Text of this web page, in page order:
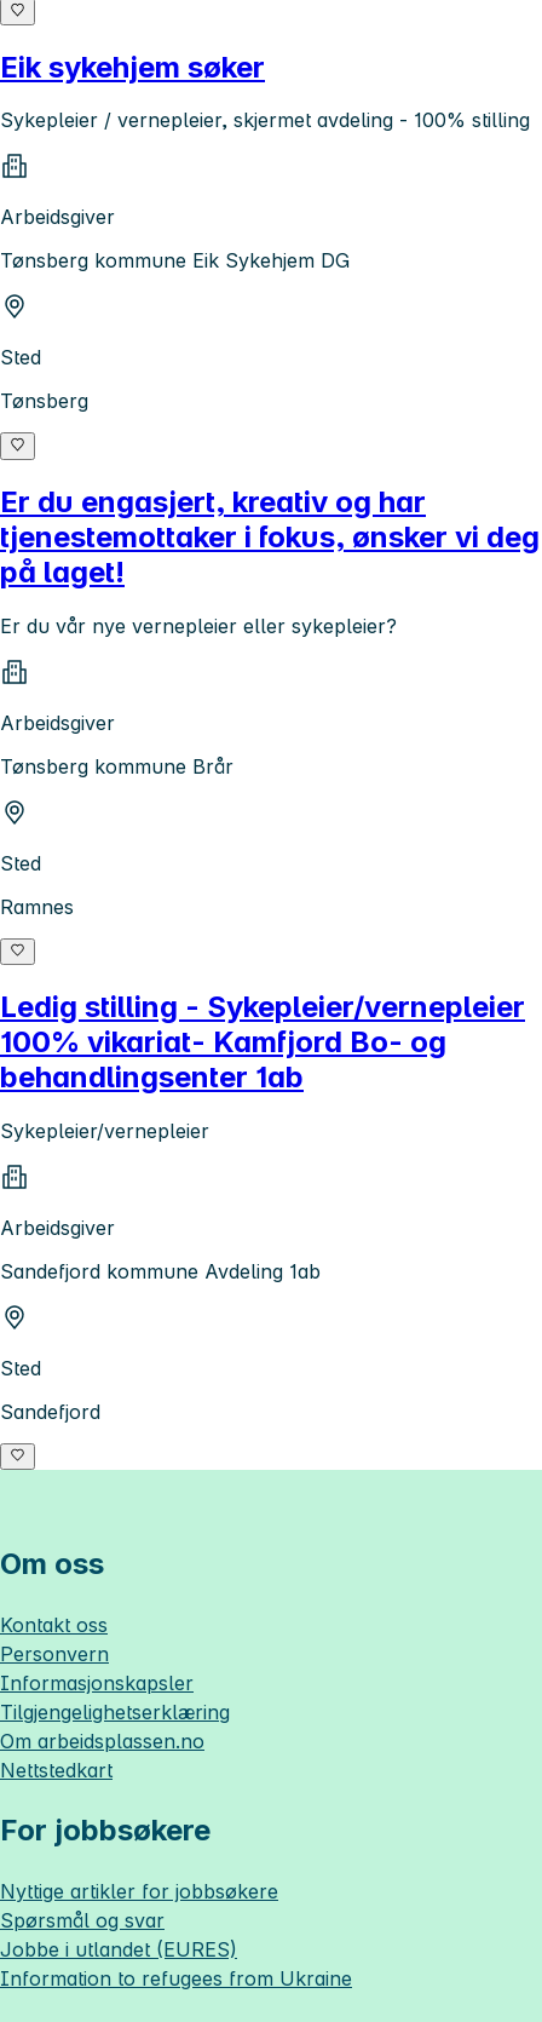
Eik sykehjem søker
Sykepleier / vernepleier, skjermet avdeling - 100% stilling
Arbeidsgiver
Tønsberg kommune Eik Sykehjem DG
Sted
Tønsberg
Er du engasjert, kreativ og har
tjenestemottaker i fokus, ønsker vi deg
på laget!
Er du vår nye vernepleier eller sykepleier?
Arbeidsgiver
Tønsberg kommune Brår
Sted
Ramnes
Ledig stilling - Sykepleier/vernepleier
100% vikariat- Kamfjord Bo- og
behandlingsenter 1ab
Sykepleier/vernepleier
Arbeidsgiver
Sandefjord kommune Avdeling 1ab
Sted
Sandefjord
Om oss
Kontakt oss
Personvern
Informasjonskapsler
Tilgjengelighetserklæring
Om arbeidsplassen.no
Nettstedkart
For jobbsøkere
Nyttige artikler for jobbsøkere
Spørsmål og svar
Jobbe i utlandet (EURES)
Information to refugees from Ukraine